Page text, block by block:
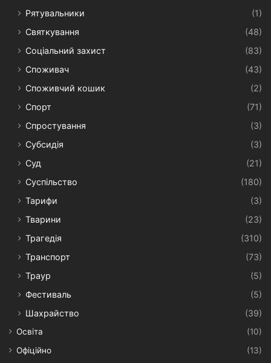
Рятувальники
(1)
Святкування
(48)
Соціальний захист
(83)
Споживач
(43)
Споживчий кошик
(2)
Спорт
(71)
Спростування
(3)
Субсидія
(3)
Суд
(21)
Суспільство
(180)
Тарифи
(3)
Тварини
(23)
Трагедія
(310)
Транспорт
(73)
Траур
(5)
Фестиваль
(5)
Шахрайство
(39)
Освіта
(10)
Офіційно
(13)